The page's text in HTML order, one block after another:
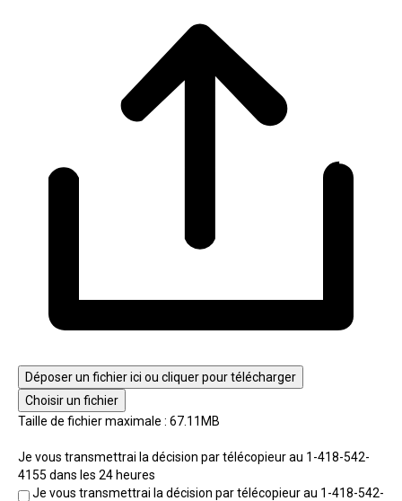
Déposer un fichier ici ou cliquer pour télécharger
Choisir un fichier
Taille de fichier maximale : 67.11MB
Je vous transmettrai la décision par télécopieur au 1-418-542-
4155 dans les 24 heures
Je vous transmettrai la décision par télécopieur au 1-418-542-